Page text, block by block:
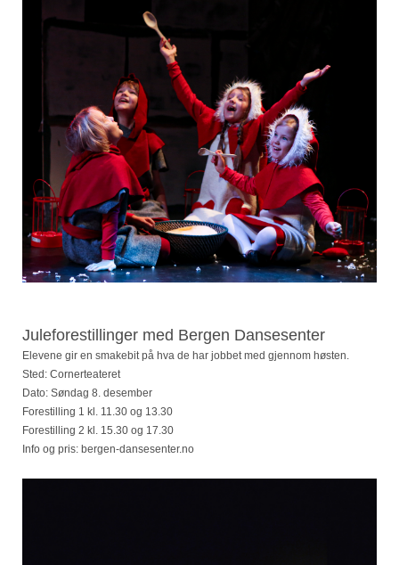
Juleforestillinger med Bergen Dansesenter
Elevene gir en smakebit på hva de har jobbet med gjennom høsten.
Sted: Cornerteateret
Dato: Søndag 8. desember
Forestilling 1 kl. 11.30 og 13.30
Forestilling 2 kl. 15.30 og 17.30
Info og pris: bergen-dansesenter.no